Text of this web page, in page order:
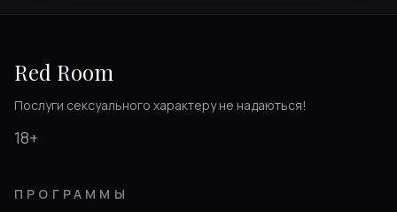
Red Room
Послуги сексуального характеру не надаються!
18+
ПРОГРАММЫ